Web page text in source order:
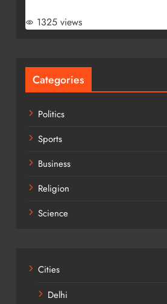
1325 views
Categories
Politics
Sports
Business
Religion
Science
Cities
Delhi